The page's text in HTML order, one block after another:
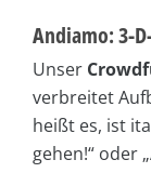
Andiamo: 3-
Unser
verbreitet
heißt es, ist
gehen!“ oder